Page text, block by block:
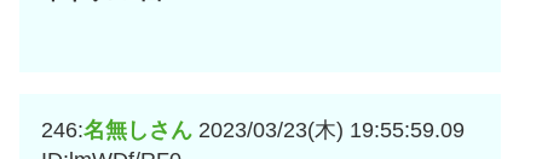
246:名無しさん 2023/03/23(木) 19:55:59.09